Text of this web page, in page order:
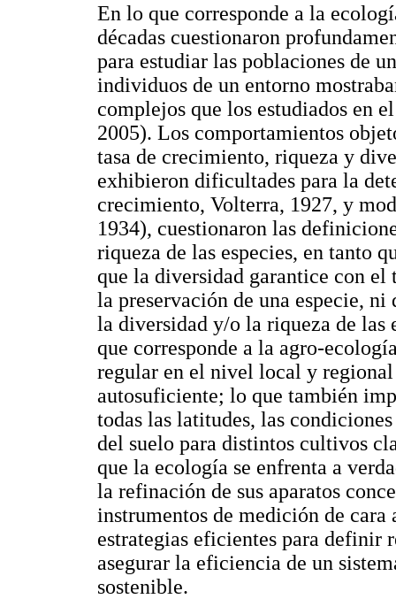
En lo que corresponde a la
décadas cuestionaron
para estudiar las poblaciones de
individuos de un entorno
complejos que los estudiados en
2005). Los comportamientos
tasa de crecimiento, riqueza y
exhibieron dificultades para la
crecimiento, Volterra, 1927, y
1934), cuestionaron las
riqueza de las especies, en tanto
que la diversidad garantice con
la preservación de una especie, ni
la diversidad y/o la riqueza de las
que corresponde a la agro-
regular en el nivel local y
autosuficiente; lo que también
todas las latitudes, las
del suelo para distintos cultivos
que la ecología se enfrenta a
la refinación de sus aparatos
instrumentos de medición de
estrategias eficientes para definir
asegurar la eficiencia de un
sostenible.